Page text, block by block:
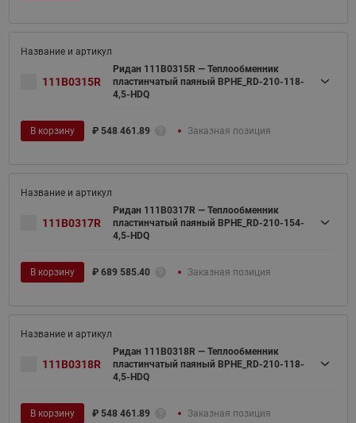
111B0315R
Ридан 111B0315R — Теплообменник
пластинчатый паяный BPHE_RD-210-118-
4,5-HDQ
В корзину ₽ 548 461.89 Заказная позиция
111B0317R
Ридан 111B0317R — Теплообменник
пластинчатый паяный BPHE_RD-210-154-
4,5-HDQ
В корзину ₽ 689 585.40 Заказная позиция
111B0318R
Ридан 111B0318R — Теплообменник
пластинчатый паяный BPHE_RD-210-118-
4,5-HDQ
В корзину ₽ 548 461.89 Заказная позиция